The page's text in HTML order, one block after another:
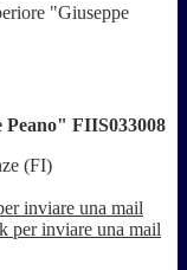
"Giuseppe
FIIS033008
(FI)
inviare una mail
per inviare una mail